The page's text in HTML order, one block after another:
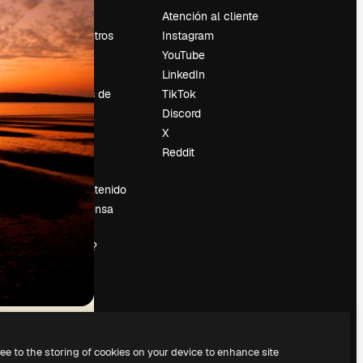
Precios
Sobre nosotros
Reviews
Empleo
Tendencias de
búsqueda
Blog
Eventos
Slidesgo
Vender contenido
Sala de prensa
¿Buscas
magnific.ai?
Atención al cliente
Instagram
YouTube
LinkedIn
TikTok
Discord
X
Reddit
to the storing of cookies on your device to enhance site